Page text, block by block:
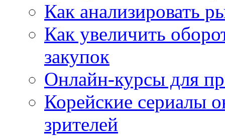
Как анализировать
Как увеличить
закупок
Онлайн-курсы для
Корейские сериалы
зрителей